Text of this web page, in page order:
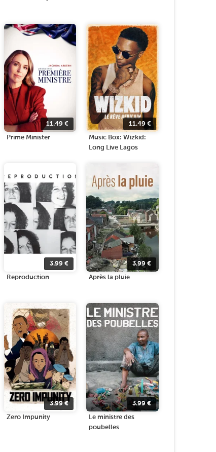
11.49 €
Prime Minister
11.49€
Music Box: Wizkid:
Long Live Lagos
3.99 €
Reproduction
3.99€
Après la pluie
3.99€
Zero Impunity
3.99€
Le ministre des
poubelles